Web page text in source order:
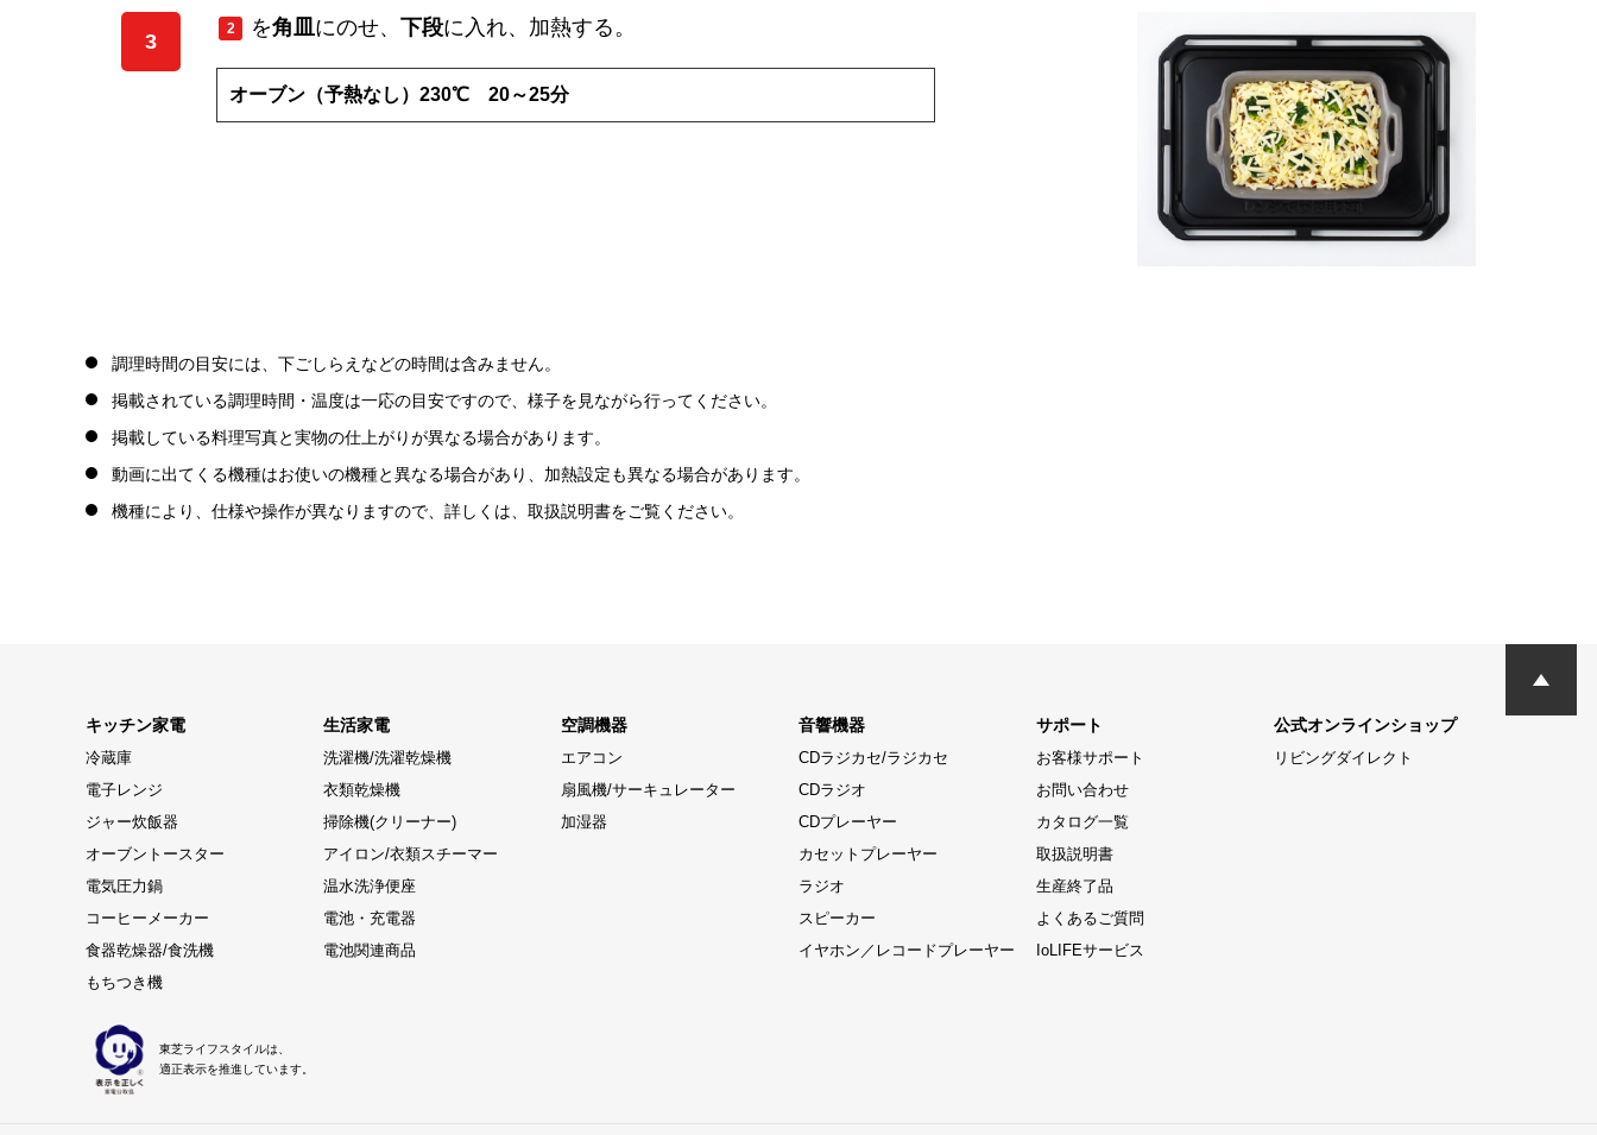
3
2 を角皿にのせ、 下段に入れ、加熱する。
オーブン（予熱なし）230℃ 20～25分
調理時間の目安には、下ごしらえなどの時間は含みません。
掲載されている調理時間・温度は一応の目安ですので、様子を見ながら行ってください。
掲載している料理写真と実物の仕上がりが異なる場合があります。
動画に出てくる機種はお使いの機種と異なる場合があり、加熱設定も異なる場合があります。
機種により、仕様や操作が異なりますので、詳しくは、取扱説明書をご覧ください。
キッチン家電
冷蔵庫
電子レンジ
ジャー炊飯器
オーブントースター
電気圧力鍋
コーヒーメーカー
食器乾燥器/食洗機
もちつき機
生活家電
洗濯機/洗濯乾燥機
衣類乾燥機
掃除機(クリーナー)
アイロン/衣類スチーマー
温水洗浄便座
電池・充電器
電池関連商品
空調機器
エアコン
扇風機/サーキュレーター
加湿器
音響機器
CDラジカセ/ラジカセ
CDラジオ
CDプレーヤー
カセットプレーヤー
ラジオ
スピーカー
イヤホン／レコードプレーヤー
サポート
お客様サポート
お問い合わせ
カタログ一覧
取扱説明書
生産終了品
よくあるご質問
IoLIFEサービス
公式オンラインショップ
リビングダイレクト
東芝ライフスタイルは、
適正表示を推進しています。